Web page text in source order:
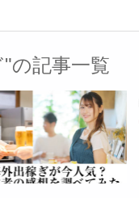
の記事一覧